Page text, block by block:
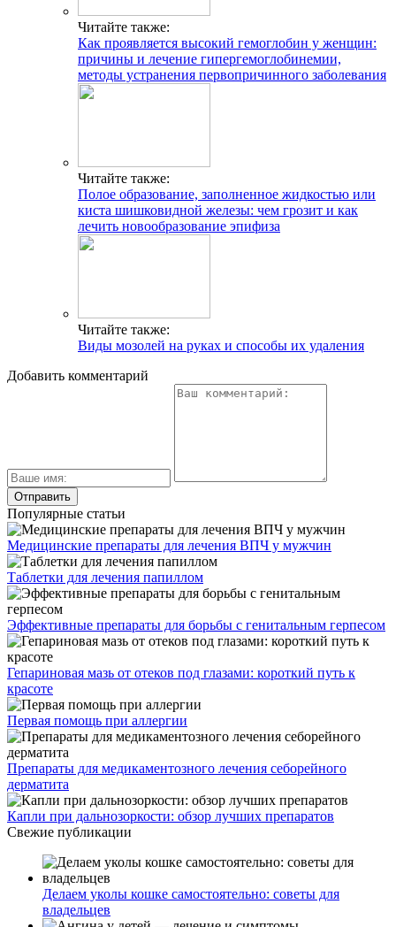
Читайте также:
Как проявляется высокий гемоглобин у женщин:
причины и лечение гипергемоглобинемии,
методы устранения первопричинного заболевания
Читайте также:
Полое образование, заполненное жидкостью или
киста шишковидной железы: чем грозит и как
лечить новообразование эпифиза
Читайте также:
Виды мозолей на руках и способы их удаления
Добавить комментарий
Популярные статьи
Медицинские препараты для лечения ВПЧ у мужчин
Таблетки для лечения папиллом
Эффективные препараты для борьбы с генитальным герпесом
Гепариновая мазь от отеков под глазами: короткий путь к
красоте
Первая помощь при аллергии
Препараты для медикаментозного лечения себорейного
дерматита
Капли при дальнозоркости: обзор лучших препаратов
Свежие публикации
Делаем уколы кошке самостоятельно: советы для
владельцев